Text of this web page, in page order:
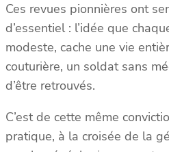
Ces revues pionnières ont
d’essentiel : l’idée que
modeste, cache une vie
couturière, un soldat sans
d’être retrouvés.
C’est de cette même
pratique, à la croisée de la